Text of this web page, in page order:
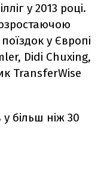
у 2013 році.
у Європі
Didi Chuxing,
TransferWise
у більш ніж 30